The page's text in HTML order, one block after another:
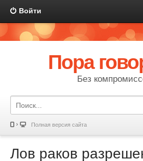
Войти
Пора
Без
Полная версия сайта
Лов раков